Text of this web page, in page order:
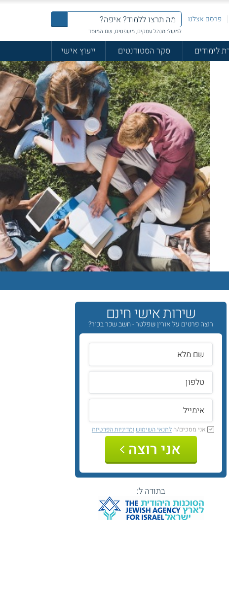
פרסם אצלנו
למשל: מנהל עסקים, משפטים, שם המוסד
לימודים סקר הסטודנטים
ייעוץ אישי
שירות אישי חינם
רוצה פרטים על אורין שפלטר - חשב שכר בכיר?
אני מסכים/הלתנאי השימוש ומדיניות הפרטיות
אני רוצה
בתודה ל: